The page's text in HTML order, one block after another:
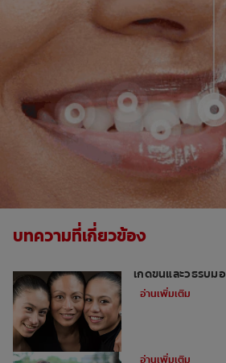
บทความที่เกี่ยวข้อง
เกิดขึ้นและวิธีรับมือ
อ่านเพิ่มเติม
อ่านเพิ่มเติม